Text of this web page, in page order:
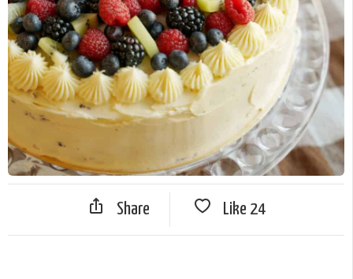
Share Like 24